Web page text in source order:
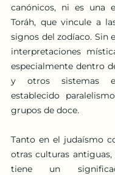
canónicos, ni es una
Toráh, que vincule a
signos del zodíaco. Sin
interpretaciones
especialmente dentro
y otros sistemas
establecido
grupos de doce.
Tanto en el judaísmo
otras culturas
tiene un